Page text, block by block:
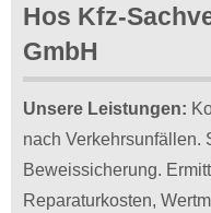
Hos Kfz-
GmbH
Unsere Leistungen:
nach Verkehrsunfällen.
Beweissicherung.
Reparaturkosten,